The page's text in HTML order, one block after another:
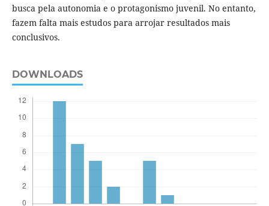
busca pela autonomia e o protagonismo juvenil. No entanto,
fazem falta mais estudos para arrojar resultados mais
conclusivos.
DOWNLOADS